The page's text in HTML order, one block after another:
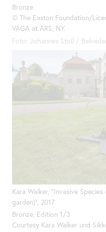
Bronze
© The Easton Foundation/
VAGA at ARS, NY.
Foto: Johannes Stoll /
Kara Walker, "Invasive
garden)", 2017
Bronze, Edition 1/3
Courtesy Kara Walker und